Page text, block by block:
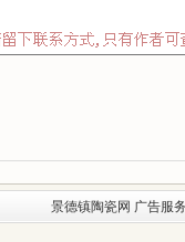
景德镇陶瓷网 广告服